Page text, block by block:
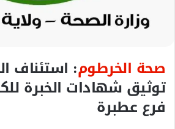
صحة الخرطوم: استئناف
توثيق شهادات الخبرة
فرع عطبرة